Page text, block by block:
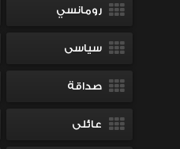
رومانسي
سياسى
صداقة
عائلى